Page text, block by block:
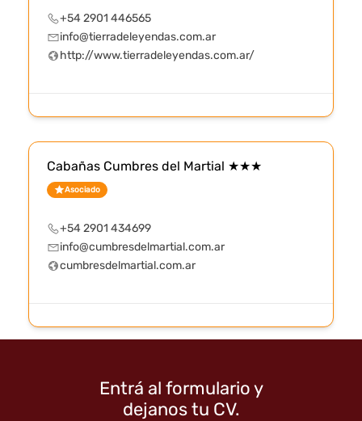
+54 2901 446565
info@tierradeleyendas.com.ar
http://www.tierradeleyendas.com.ar/
Cabañas Cumbres del Martial ★★★
Asociado
+54 2901 434699
info@cumbresdelmartial.com.ar
cumbresdelmartial.com.ar
Entrá al formulario y
dejanos tu CV.